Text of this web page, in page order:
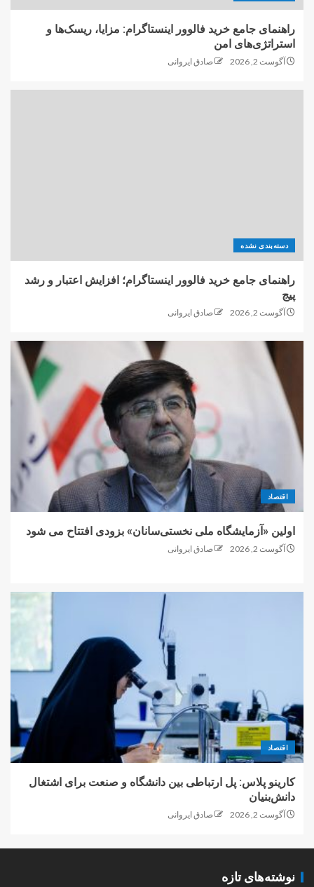
راهنمای جامع خرید فالوور اینستاگرام: مزایا، ریسک‌ها و
استراتژی‌های امن
آگوست 2, 2026 صادق ایروانی
دسته‌بندی نشده
راهنمای جامع خرید فالوور اینستاگرام؛ افزایش اعتبار و رشد
پیج
آگوست 2, 2026 صادق ایروانی
اقتصاد
اولین «آزمایشگاه ملی نخستی‌سانان» بزودی افتتاح می شود
آگوست 2, 2026 صادق ایروانی
اقتصاد
کارینو پلاس: پل ارتباطی بین دانشگاه و صنعت برای اشتغال
دانش‌بنیان
آگوست 2, 2026 صادق ایروانی
نوشته‌های تازه